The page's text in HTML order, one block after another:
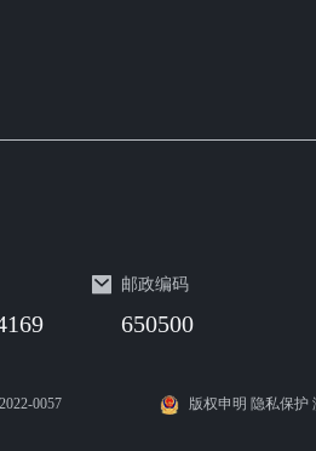
邮政编码
650500
0057 版权申明 隐私保护